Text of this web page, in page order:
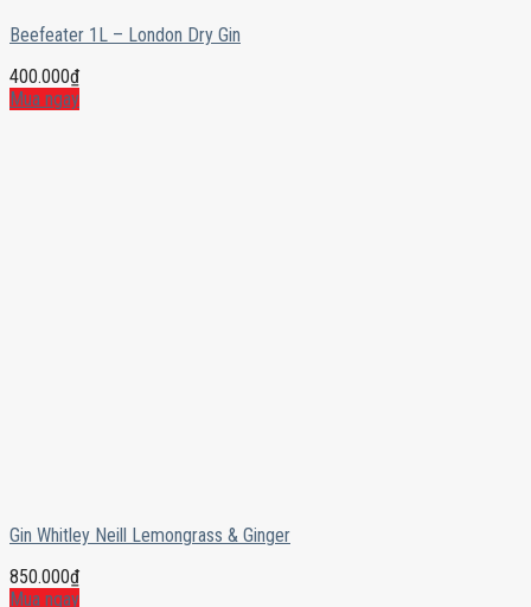
Beefeater 1L – London Dry Gin
400.000₫
Mua ngay
Gin Whitley Neill Lemongrass & Ginger
850.000₫
Mua ngay